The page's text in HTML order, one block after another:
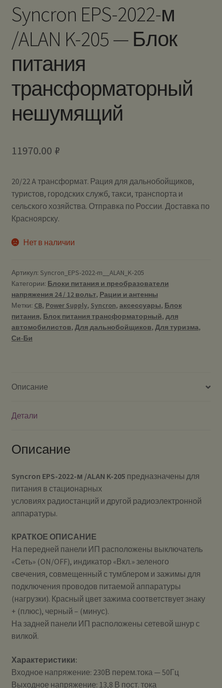
Syncron EPS-2022-м
/ALAN K-205 — Блок
питания
трансформаторный
нешумящий
11970.00 ₽
20/22 A трансформат. Рация для дальнобойщиков,
туристов, городских служб, такси, транспорта и
сельского хозяйства. Отправка по России. Доставка по
Красноярску.
Нет в наличии
Артикул: Syncron_EPS-2022-m__ALAN_K-205
Категории: Блоки питания и преобразователи
напряжения 24 / 12 вольт, Рации и антенны
Метки: CB, Power Supply, Syncron, аксессуары, Блок
питания, Блок питания трансформаторный, для
автомобилистов, Для дальнобойщиков, Для туризма,
Си-Би
Описание
Детали
Описание
Syncron EPS-2022-м /ALAN K-205 предназначены для
питания в стационарных
условиях радиостанций и другой радиоэлектронной
аппаратуры.
КРАТКОЕ ОПИСАНИЕ
На передней панели ИП расположены выключатель
«Сеть» (ON/OFF), индикатор «Вкл.» зеленого
свечения, совмещенный с тумблером и зажимы для
подключения проводов питаемой аппаратуры
(нагрузки). Красный цвет зажима соответствует знаку
+ (плюс), черный – (минус).
На задней панели ИП расположены сетевой шнур с
вилкой.
Характеристики:
Входное напряжение: 230В перем.тока — 50Гц
Выходное напряжение: 13,8 В пост. тока